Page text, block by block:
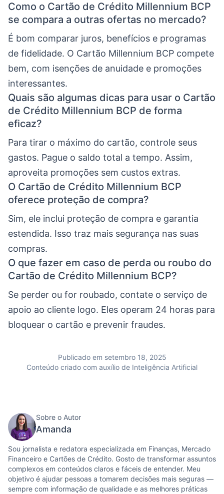
Como o Cartão de Crédito Millennium BCP
se compara a outras ofertas no mercado?
É bom comparar juros, benefícios e programas
de fidelidade. O Cartão Millennium BCP compete
bem, com isenções de anuidade e promoções
interessantes.
Quais são algumas dicas para usar o Cartão
de Crédito Millennium BCP de forma
eficaz?
Para tirar o máximo do cartão, controle seus
gastos. Pague o saldo total a tempo. Assim,
aproveita promoções sem custos extras.
O Cartão de Crédito Millennium BCP
oferece proteção de compra?
Sim, ele inclui proteção de compra e garantia
estendida. Isso traz mais segurança nas suas
compras.
O que fazer em caso de perda ou roubo do
Cartão de Crédito Millennium BCP?
Se perder ou for roubado, contate o serviço de
apoio ao cliente logo. Eles operam 24 horas para
bloquear o cartão e prevenir fraudes.
Publicado em setembro 18, 2025
Conteúdo criado com auxílio de Inteligência Artificial
Sobre o Autor
Amanda
Sou jornalista e redatora especializada em Finanças, Mercado
Financeiro e Cartões de Crédito. Gosto de transformar assuntos
complexos em conteúdos claros e fáceis de entender. Meu
objetivo é ajudar pessoas a tomarem decisões mais seguras —
sempre com informação de qualidade e as melhores práticas